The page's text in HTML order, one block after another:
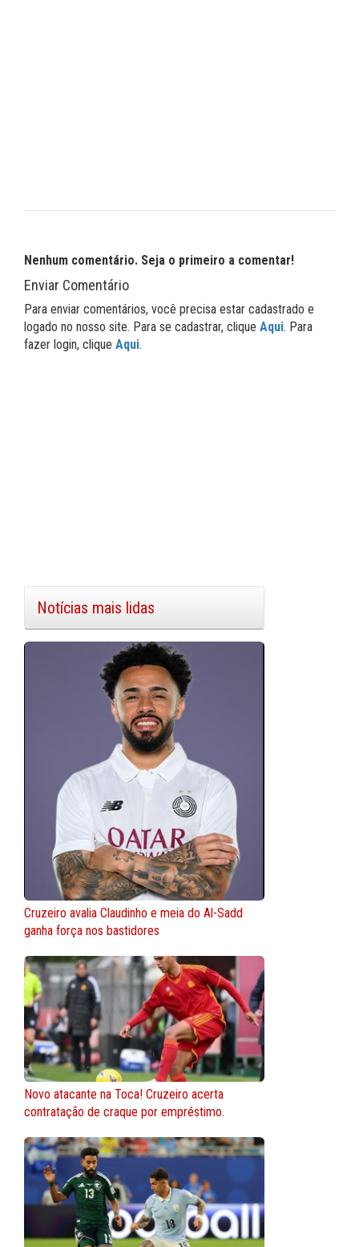
Nenhum comentário. Seja o primeiro a comentar!
Enviar Comentário
Para enviar comentários, você precisa estar cadastrado e
logado no nosso site. Para se cadastrar, clique Aqui. Para
fazer login, clique Aqui.
Notícias mais lidas
Cruzeiro avalia Claudinho e meia do Al-Sadd
ganha força nos bastidores
Novo atacante na Toca! Cruzeiro acerta
contratação de craque por empréstimo.